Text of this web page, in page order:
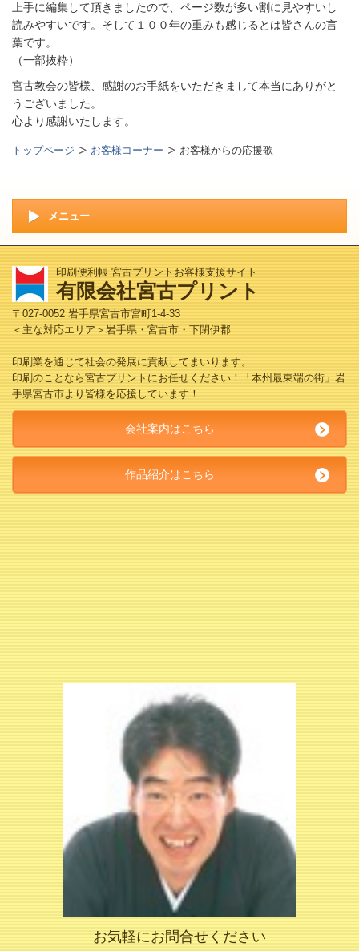
上手に編集して頂きましたので、ページ数が多い割に見やすいし
読みやすいです。そして１００年の重みも感じるとは皆さんの言
葉です。
（一部抜粋）
宮古教会の皆様、感謝のお手紙をいただきまして本当にありがと
うございました。
心より感謝いたします。
トップページ お客様コーナー お客様からの応援歌
メニュー
印刷便利帳 宮古プリントお客様支援サイト
有限会社宮古プリント
〒027-0052 岩手県宮古市宮町1-4-33
＜主な対応エリア＞岩手県・宮古市・下閉伊郡
印刷業を通じて社会の発展に貢献してまいります。
印刷のことなら宮古プリントにお任せください！「本州最東端の街」岩
手県宮古市より皆様を応援しています！
会社案内はこちら
作品紹介はこちら
お気軽にお問合せください